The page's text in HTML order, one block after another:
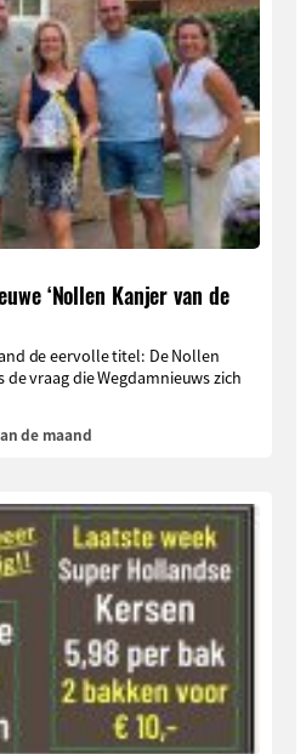
‘Nollen Kanjer van de
de eervolle titel: De Nollen
vraag die Wegdamnieuws zich
de maand